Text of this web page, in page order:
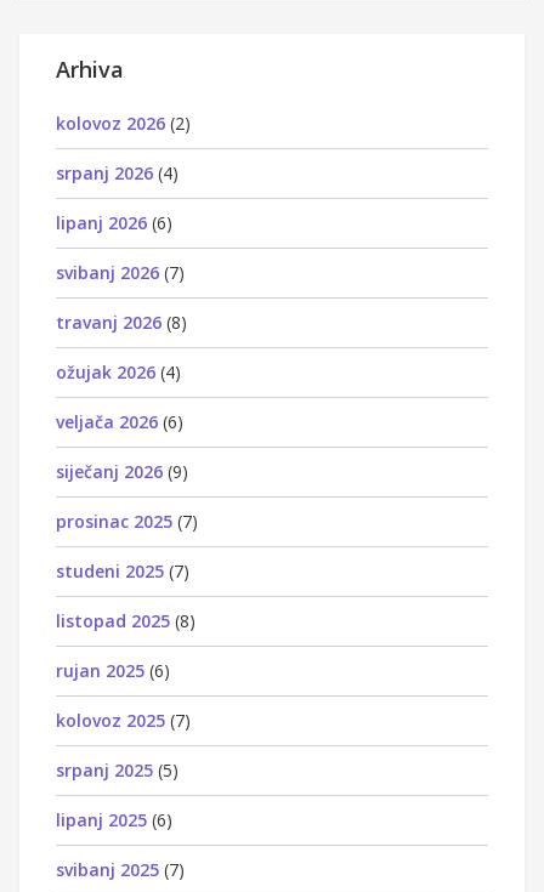
Arhiva
kolovoz 2026 (2)
srpanj 2026 (4)
lipanj 2026 (6)
svibanj 2026 (7)
travanj 2026 (8)
ožujak 2026 (4)
veljača 2026 (6)
siječanj 2026 (9)
prosinac 2025 (7)
studeni 2025 (7)
listopad 2025 (8)
rujan 2025 (6)
kolovoz 2025 (7)
srpanj 2025 (5)
lipanj 2025 (6)
svibanj 2025 (7)